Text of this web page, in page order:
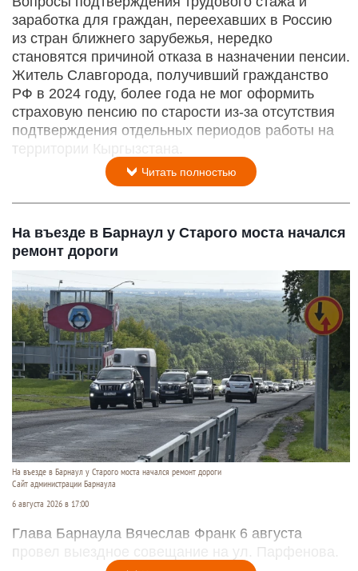
заработка для граждан, переехавших в Россию
из стран ближнего зарубежья, нередко
становятся причиной отказа в назначении пенсии.
Житель Славгорода, получивший гражданство
РФ в 2024 году, более года не мог оформить
страховую пенсию по старости из-за отсутствия
подтверждения отдельных периодов работы на
территории Кыргызстана.
Читать полностью
На въезде в Барнаул у Старого моста начался
ремонт дороги
На въезде в Барнаул у Старого моста начался ремонт дороги
Сайт администрации Барнаула
6 августа 2026 в 17:00
Глава Барнаула Вячеслав Франк 6 августа
провел выездное совещание на ул. Парфенова.